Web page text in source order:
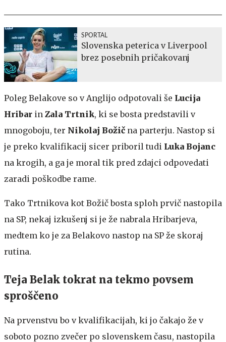
SPORTAL
Slovenska peterica v Liverpool
brez posebnih pričakovanj
Poleg Belakove so v Anglijo odpotovali še Lucija
Hribar in Zala Trtnik, ki se bosta predstavili v
mnogoboju, ter Nikolaj Božič na parterju. Nastop si
je preko kvalifikacij sicer priboril tudi Luka Bojanc
na krogih, a ga je moral tik pred zdajci odpovedati
zaradi poškodbe rame.
Tako Trtnikova kot Božič bosta sploh prvič nastopila
na SP, nekaj izkušenj si je že nabrala Hribarjeva,
medtem ko je za Belakovo nastop na SP že skoraj
rutina.
Teja Belak tokrat na tekmo povsem
sproščeno
Na prvenstvu bo v kvalifikacijah, ki jo čakajo že v
soboto pozno zvečer po slovenskem času, nastopila